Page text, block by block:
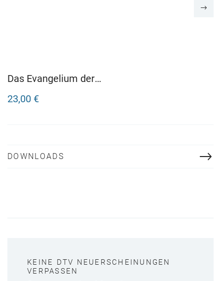
Das Evangelium der
23,00 €
DOWNLOADS
KEINE DTV NEUERSCHEINUNGEN
VERPASSEN